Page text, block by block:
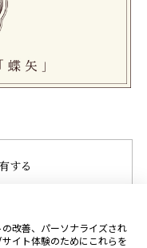
する
合、
改善、パーソナライズされ
イト体験のためにこれらを